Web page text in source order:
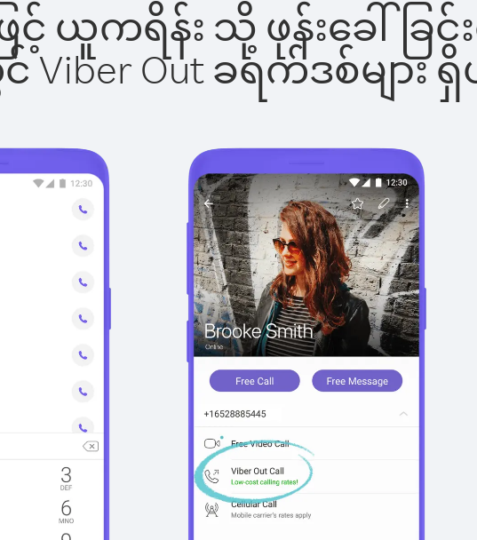
ဖြင့် ယူကရိန်း သို့ ဖုန်းခေါ်
Viber Out ခရက်ဒစ်မျာ